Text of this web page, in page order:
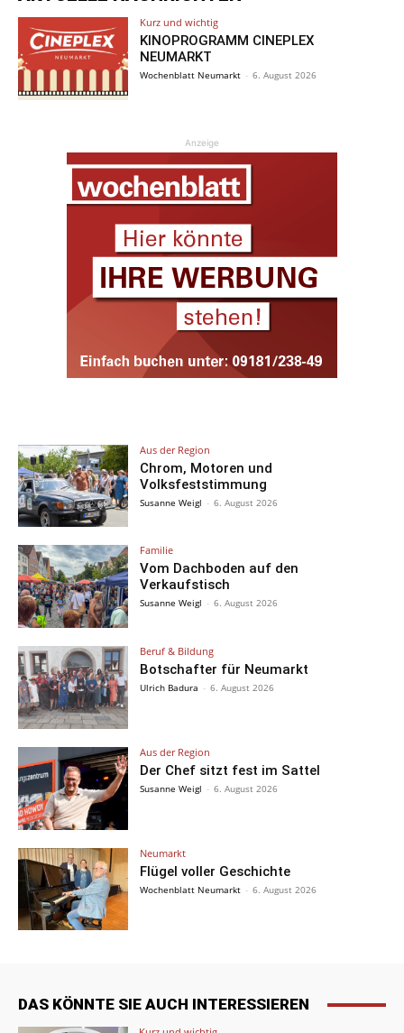
Kurz und wichtig
KINOPROGRAMM CINEPLEX
NEUMARKT
Wochenblatt Neumarkt - 6. August 2026
Anzeige
Aus der Region
Chrom, Motoren und
Volksfeststimmung
Susanne Weigl - 6. August 2026
Familie
Vom Dachboden auf den
Verkaufstisch
Susanne Weigl - 6. August 2026
Beruf & Bildung
Botschafter für Neumarkt
Ulrich Badura - 6. August 2026
Aus der Region
Der Chef sitzt fest im Sattel
Susanne Weigl - 6. August 2026
Neumarkt
Flügel voller Geschichte
Wochenblatt Neumarkt - 6. August 2026
DAS KÖNNTE SIE AUCH INTERESSIEREN